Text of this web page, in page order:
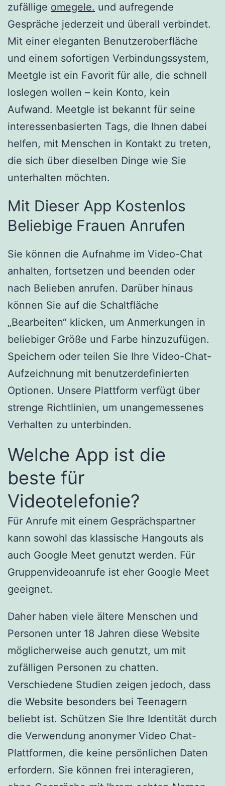
zufällige omegele. und aufregende
Gespräche jederzeit und überall verbindet.
Mit einer eleganten Benutzeroberfläche
und einem sofortigen Verbindungssystem,
Meetgle ist ein Favorit für alle, die schnell
loslegen wollen – kein Konto, kein
Aufwand. Meetgle ist bekannt für seine
interessenbasierten Tags, die Ihnen dabei
helfen, mit Menschen in Kontakt zu treten,
die sich über dieselben Dinge wie Sie
unterhalten möchten.
Mit Dieser App Kostenlos
Beliebige Frauen Anrufen
Sie können die Aufnahme im Video-Chat
anhalten, fortsetzen und beenden oder
nach Belieben anrufen. Darüber hinaus
können Sie auf die Schaltfläche
„Bearbeiten“ klicken, um Anmerkungen in
beliebiger Größe und Farbe hinzuzufügen.
Speichern oder teilen Sie Ihre Video-Chat-
Aufzeichnung mit benutzerdefinierten
Optionen. Unsere Plattform verfügt über
strenge Richtlinien, um unangemessenes
Verhalten zu unterbinden.
Welche App ist die
beste für
Videotelefonie?
Für Anrufe mit einem Gesprächspartner
kann sowohl das klassische Hangouts als
auch Google Meet genutzt werden. Für
Gruppenvideoanrufe ist eher Google Meet
geeignet.
Daher haben viele ältere Menschen und
Personen unter 18 Jahren diese Website
möglicherweise auch genutzt, um mit
zufälligen Personen zu chatten.
Verschiedene Studien zeigen jedoch, dass
die Website besonders bei Teenagern
beliebt ist. Schützen Sie Ihre Identität durch
die Verwendung anonymer Video Chat-
Plattformen, die keine persönlichen Daten
erfordern. Sie können frei interagieren,